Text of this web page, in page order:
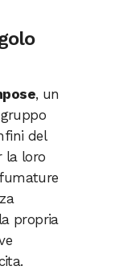
, un
del
la loro
propria